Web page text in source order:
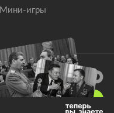
Мини-игры